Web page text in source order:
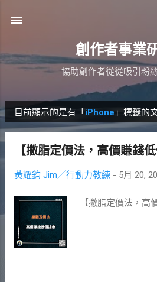
創作者事業
協助創作者從從吸引粉
發
章
目前顯示的是有「 iPhone 」標籤的
【撇脂定價法，高價賺錢低
黃耀鈞 Jim／行動力教練 - 5月 20,
【撇脂定價法，高